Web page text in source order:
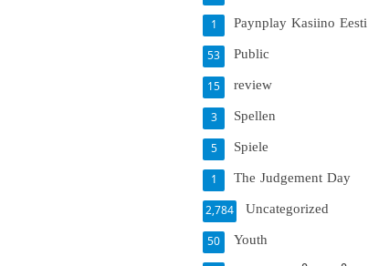
Paynplay Kasiino Eesti
1
Public
53
review
15
Spellen
3
Spiele
5
The Judgement Day
1
Uncategorized
2,784
Youth
50